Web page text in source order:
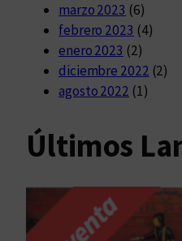
marzo 2023 (6)
febrero 2023 (4)
enero 2023 (2)
diciembre 2022 (2)
agosto 2022 (1)
Últimos